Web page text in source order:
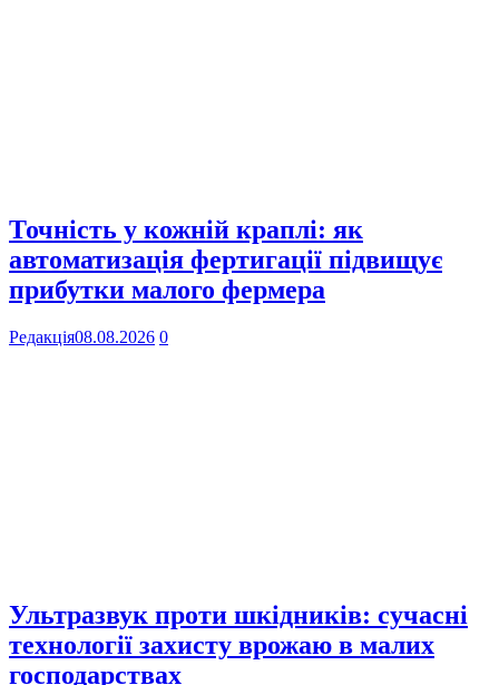
Точність у кожній краплі: як
автоматизація фертигації підвищує
прибутки малого фермера
Редакція08.08.2026 0
Ультразвук проти шкідників: сучасні
технології захисту врожаю в малих
господарствах